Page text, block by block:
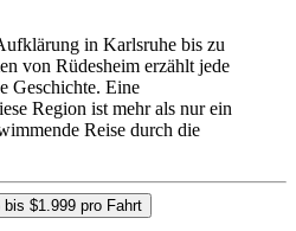
in Karlsruhe bis zu
von Rüdesheim erzählt jede
Geschichte. Eine
Region ist mehr als nur ein
Reise durch die
$1.999 pro Fahrt